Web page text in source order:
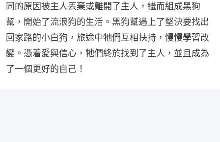
同的原因被主人丟棄或離開了主人，繼而組成黑狗
幫，開始了流浪狗的生活。黑狗幫遇上了堅決要找出
回家路的小白狗，旅途中牠們互相扶持，慢慢學習改
變。憑着愛與信心，牠們終於找到了主人，並且成為
了一個更好的自己！